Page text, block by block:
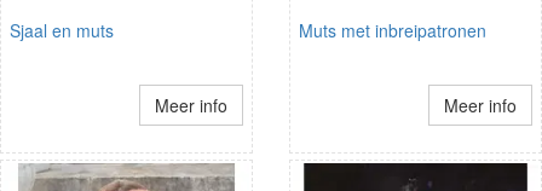
Sjaal en muts
Meer info
Muts met inbreipatronen
Meer info